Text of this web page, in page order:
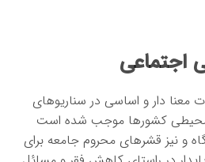
اجتماعی
بروز تغییرات معنا دار و اساسی در سناریوهای
کشورها موجب شده است
و نیز قشرهای محروم جامعه برای